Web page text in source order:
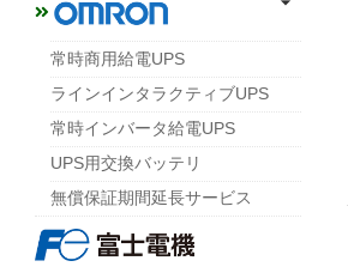
常時商用給電UPS
ラインインタラクティブUPS
常時インバータ給電UPS
UPS用交換バッテリ
無償保証期間延長サービス